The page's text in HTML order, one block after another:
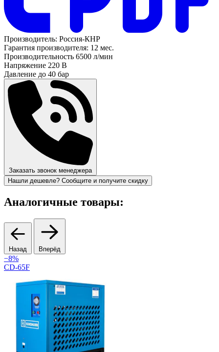
Производитель: Россия-КНР
Гарантия производителя: 12 мес.
Производительность 6500 л/мин
Напряжение 220 В
Давление до 40 бар
Заказать звонок менеджера
Нашли дешевле? Сообщите и получите скидку
Аналогичные товары:
Назад Вперёд
−8%
CD-65F